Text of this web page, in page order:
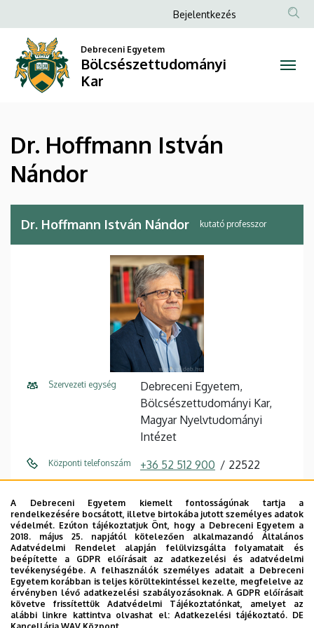
Hoffmann
István
Nándor
Bölcsészettudományi
Kar
a
tartalomra
Anonim
fiók
menüje
Bejelentkezés
Debreceni Egyetem
Bölcsészettudományi
Kar
Dr. Hoffmann István
Nándor
Dr. Hoffmann István Nándor kutató professzor
Szervezeti egység
Debreceni Egyetem,
Bölcsészettudományi Kar,
Magyar Nyelvtudományi
Intézet
Központi telefonszám +36 52 512 900 22522
hu
Cím 4032 Debrecen Egyetem tér 1
Épület
Főépület (Egyetem téri
Campus)
Emelet, ajtó 3. emelet, 338/a
A Debreceni Egyetem kiemelt fontosságúnak tartja a
rendelkezésére bocsátott, illetve birtokába jutott személyes adatok
védelmét. Ezúton tájékoztatjuk Önt, hogy a Debreceni Egyetem a
2018. május 25. napjától kötelezően alkalmazandó Általános
Adatvédelmi Rendelet alapján felülvizsgálta folyamatait és
beépítette a GDPR előírásait az adatkezelési és adatvédelmi
tevékenységébe. A felhasználók személyes adatait a Debreceni
Egyetem korábban is teljes körültekintéssel kezelte, megfelelve az
érvényben lévő adatkezelési szabályozásoknak. A GDPR előírásait
követve frissítettük Adatvédelmi Tájékoztatónkat, amelyet az
alábbi linkre kattintva olvashat el:Adatkezelési tájékoztató. DE